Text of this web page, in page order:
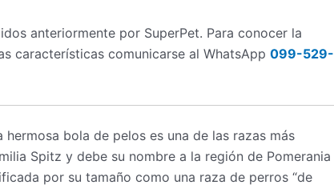
anteriormente por SuperPet. Para conocer la
características comunicarse al WhatsApp 099-529-
bola de pelos es una de las razas más
Spitz y debe su nombre a la región de Pomerania
por su tamaño como una raza de perros “de